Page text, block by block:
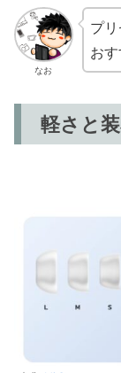
なお
プ
おす
軽さと